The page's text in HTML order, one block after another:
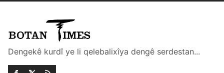
Dengekê kurdî ye li qelebalixîya dengê serdestan...